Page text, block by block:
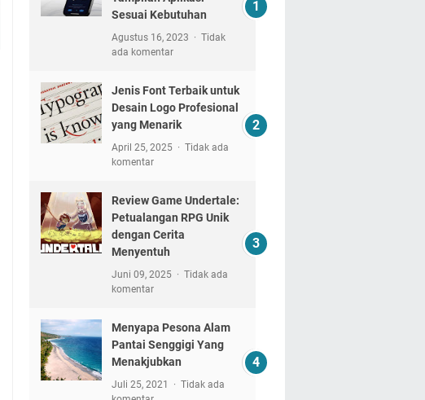
Sesuai Kebutuhan
Agustus 16, 2023
Tidak
ada komentar
Jenis Font Terbaik untuk
Desain Logo Profesional
yang Menarik
April 25, 2025
Tidak ada
komentar
Review Game Undertale:
Petualangan RPG Unik
dengan Cerita
Menyentuh
Juni 09, 2025
Tidak ada
komentar
Menyapa Pesona Alam
Pantai Senggigi Yang
Menakjubkan
Juli 25, 2021
Tidak ada